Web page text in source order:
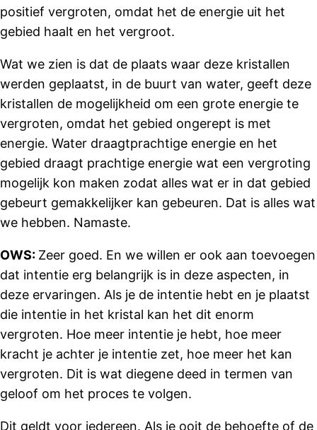
positief vergroten, omdat het de energie uit het
gebied haalt en het vergroot.
Wat we zien is dat de plaats waar deze kristallen
werden geplaatst, in de buurt van water, geeft deze
kristallen de mogelijkheid om een ​​grote energie te
vergroten, omdat het gebied ongerept is met
energie. Water draagt ​​prachtige energie en het
gebied draagt ​​prachtige energie wat een vergroting
mogelijk kon maken zodat alles wat er in dat gebied
gebeurt gemakkelijker kan gebeuren. Dat is alles wat
we hebben. Namaste.
OWS: Zeer goed. En we willen er ook aan toevoegen
dat intentie erg belangrijk is in deze aspecten, in
deze ervaringen. Als je de intentie hebt en je plaatst
die intentie in het kristal kan het dit enorm
vergroten. Hoe meer intentie je hebt, hoe meer
kracht je achter je intentie zet, hoe meer het kan
vergroten. Dit is wat diegene deed in termen van
geloof om het proces te volgen.
Dit geldt voor iedereen. Als je ooit de behoefte of de